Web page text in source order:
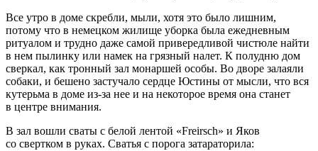
Все утро в доме скребли, мыли, хотя это было лишним,
потому что в немецком жилище уборка была ежедневным
ритуалом и трудно даже самой привередливой чистюле найти
в нем пылинку или намек на грязный налет. К полудню дом
сверкал, как тронный зал монаршей особы. Во дворе залаяли
собаки, и бешено застучало сердце Юстины от мысли, что вся
кутерьма в доме из-за нее и на некоторое время она станет
в центре внимания.
В зал вошли сваты с белой лентой «Freirsch» и Яков
со свертком в руках. Сватья с порога затараторила: